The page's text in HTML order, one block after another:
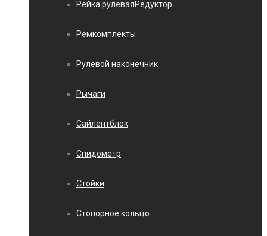
Рейка рулеваяРедуктор
Ремкомплекты
Рулевой наконечник
Рычаги
Сайлентблок
Спидометр
Стойки
Стопорное кольцо